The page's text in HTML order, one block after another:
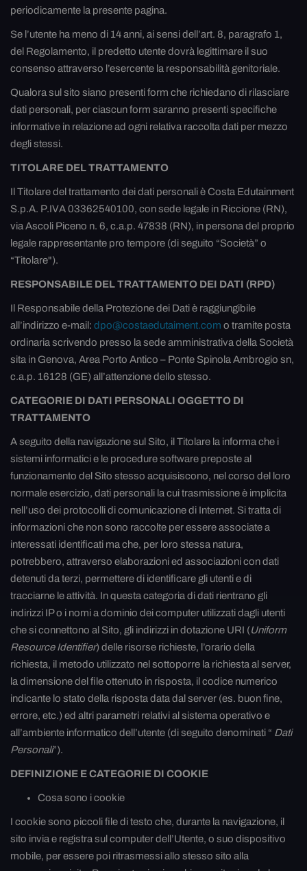
periodicamente la presente pagina.
Se l’utente ha meno di 14 anni, ai sensi dell’art. 8, paragrafo 1,
del Regolamento, il predetto utente dovrà legittimare il suo
consenso attraverso l’esercente la responsabilità genitoriale.
Qualora sul sito siano presenti form che richiedano di rilasciare
dati personali, per ciascun form saranno presenti specifiche
informative in relazione ad ogni relativa raccolta dati per mezzo
degli stessi.
TITOLARE DEL TRATTAMENTO
Il Titolare del trattamento dei dati personali è Costa Edutainment
S.p.A. P.IVA 03362540100, con sede legale in Riccione (RN),
via Ascoli Piceno n. 6, c.a.p. 47838 (RN), in persona del proprio
legale rappresentante pro tempore (di seguito “Società” o
“Titolare").
RESPONSABILE DEL TRATTAMENTO DEI DATI (RPD)
Il Responsabile della Protezione dei Dati è raggiungibile
all’indirizzo e-mail: dpo@costaedutaiment.com o tramite posta
ordinaria scrivendo presso la sede amministrativa della Società
sita in Genova, Area Porto Antico – Ponte Spinola Ambrogio sn,
c.a.p. 16128 (GE) all’attenzione dello stesso.
CATEGORIE DI DATI PERSONALI OGGETTO DI
TRATTAMENTO
A seguito della navigazione sul Sito, il Titolare la informa che i
sistemi informatici e le procedure software preposte al
funzionamento del Sito stesso acquisiscono, nel corso del loro
normale esercizio, dati personali la cui trasmissione è implicita
nell’uso dei protocolli di comunicazione di Internet. Si tratta di
informazioni che non sono raccolte per essere associate a
interessati identificati ma che, per loro stessa natura,
potrebbero, attraverso elaborazioni ed associazioni con dati
detenuti da terzi, permettere di identificare gli utenti e di
tracciarne le attività. In questa categoria di dati rientrano gli
indirizzi IP o i nomi a dominio dei computer utilizzati dagli utenti
che si connettono al Sito, gli indirizzi in dotazione URI (Uniform
Resource Identifier) delle risorse richieste, l’orario della
richiesta, il metodo utilizzato nel sottoporre la richiesta al server,
la dimensione del file ottenuto in risposta, il codice numerico
indicante lo stato della risposta data dal server (es. buon fine,
errore, etc.) ed altri parametri relativi al sistema operativo e
all’ambiente informatico dell’utente (di seguito denominati “ Dati
Personali”).
DEFINIZIONE E CATEGORIE DI COOKIE
Cosa sono i cookie
I cookie sono piccoli file di testo che, durante la navigazione, il
sito invia e registra sul computer dell’Utente, o suo dispositivo
mobile, per essere poi ritrasmessi allo stesso sito alla